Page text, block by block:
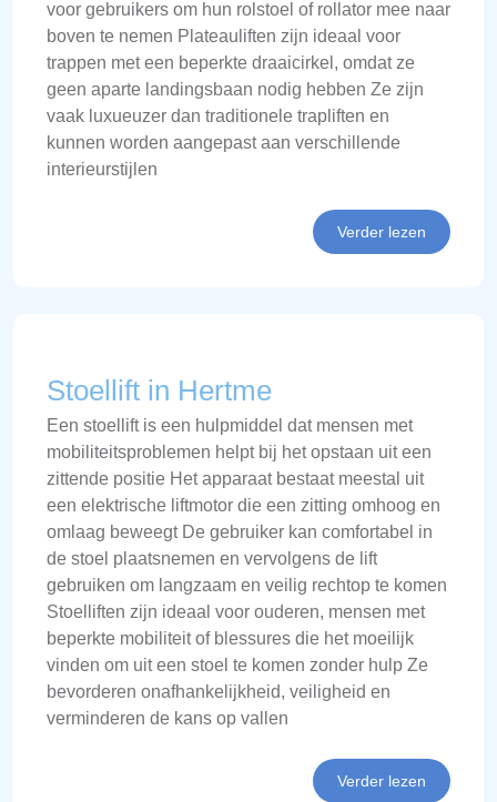
voor gebruikers om hun rolstoel of rollator mee naar
boven te nemen Plateauliften zijn ideaal voor
trappen met een beperkte draaicirkel, omdat ze
geen aparte landingsbaan nodig hebben Ze zijn
vaak luxueuzer dan traditionele trapliften en
kunnen worden aangepast aan verschillende
interieurstijlen
Verder lezen
Stoellift in Hertme
Een stoellift is een hulpmiddel dat mensen met
mobiliteitsproblemen helpt bij het opstaan uit een
zittende positie Het apparaat bestaat meestal uit
een elektrische liftmotor die een zitting omhoog en
omlaag beweegt De gebruiker kan comfortabel in
de stoel plaatsnemen en vervolgens de lift
gebruiken om langzaam en veilig rechtop te komen
Stoelliften zijn ideaal voor ouderen, mensen met
beperkte mobiliteit of blessures die het moeilijk
vinden om uit een stoel te komen zonder hulp Ze
bevorderen onafhankelijkheid, veiligheid en
verminderen de kans op vallen
Verder lezen